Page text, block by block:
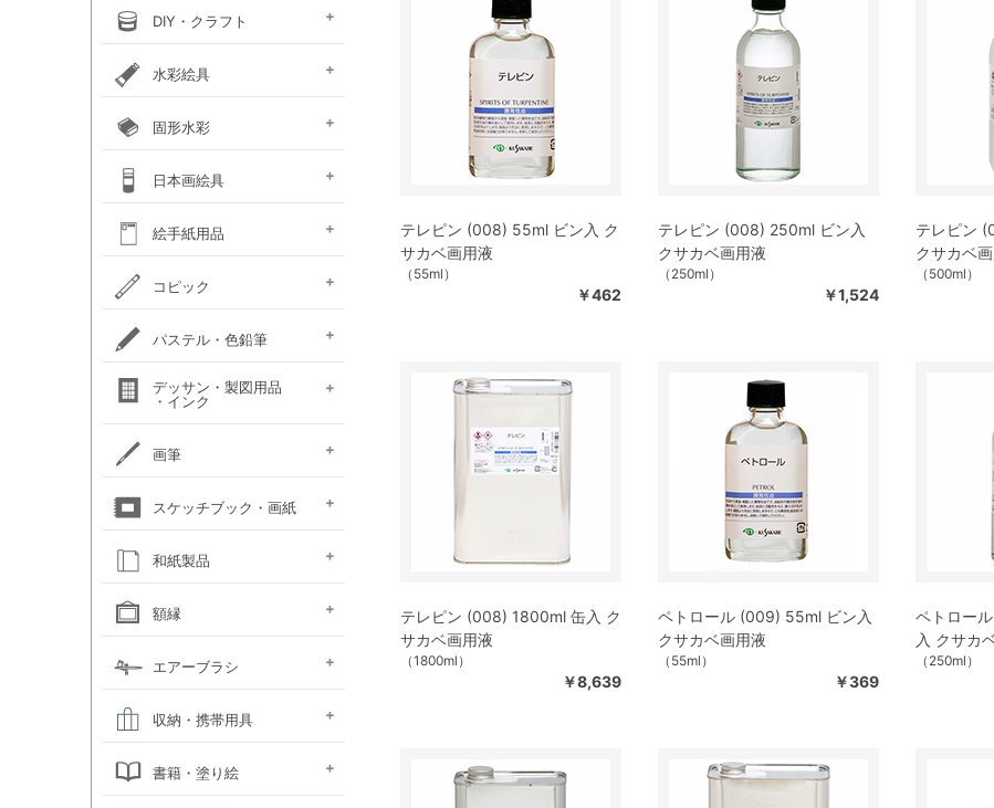
アクリルガッシュ絵具
ガッシュ専用メディウム
布えのぐ
ターナー・イベントカラー
絵具（レギュラー）
絵具（ソフト）
リキテックスベーシックス
リキテックスリキッド
リキテックスプライム
アクリリックプラス
リキテックスバイオベース
メディウム類
ホルベイン・アクリリック
カラー［ヘビーボディ］
アクリリックガッシュ
ホルベイン・メディウム類
ホルベイン・アクリリック
カラー ［フルイド］
ホルベイン・アクリリック
カラー ［インク］
ホルベイン・アクリリック
カラー ［イリデッセンス］
アクリリックカラー
アクリリックガッシュ
アムステルダム・アクリリ
ックカラー エキスパート
アムステルダム・アクリル
絵具メディウム／補助材
クサカベ・アキーラ
アキーラ ガッシュ
アキーラ専用 メディウ
ム
アクリル絵具廃液処理剤
ゴールデン ヘビーボデ
ィ
ゴールデン フルイド
ゴールデン ハイフロー
ゴールデン オープン
ゴールデン ソーフラッ
ト
ゴールデン メディウム
DIY・クラフト
ガラスペイント
ベトンペースト
布えのぐ
ステッチカラー
オーブン陶土
水彩絵具
セット
専門家用透明水彩絵具
ハルモニア分離水彩絵具
シングルピグメント
W＆N プロフェッショナル・
ウォーターカラー(PWC)
レンブラント水彩絵具
ゴールデン QoR(コア)
ホルベイン透明水彩絵具
絵具（ガッシュ）
メディウム・他
ダニエルスミス
ターナー・ポスターカラー
水彩道具類
マスク液
固形水彩
ウォーターカラー(PWC)
ウォーターカラー(CWC)
ホルベイン・ケーキカラー
ホルベイン・パンカラー
FINETEC(ファインテック)
ゴールデン QoR(コア)
パール固形水彩絵具
カラー固形水彩
固形透明水彩絵具
固形透明水彩絵具
プチカラー 透明固形水
彩
ダニエルスミス ハーフパ
ン
水彩道具類
日本画絵具
新岩絵具
天然岩絵具
ナカガワ水飛胡粉
吉祥水干絵具
吉祥チューブ水干絵具
吉祥 日本画用顔料
(糊剤・目止め剤)
金泥・銀泥・箔類
顔彩角皿
顔彩鉄鉢
墨彩画セット
日本画墨
日本画道具類
ナカガワ 日本画キット
呉竹 顔彩
絵手紙用品
絵手紙セット
フィス顔彩パレット
顔彩深美
絵手紙用
はがき・絵手紙帳
コピック
コピック スケッチ
コピック チャオ
コピック クラシック
コピック アクレア
ープラス
パステル・色鉛筆
パステルセット
（ハード）
パステルセット
（ソフト）
パンパステル
パステル鉛筆セット
オイルパステル・
クレパス・クレヨン
パステル・色鉛筆
関連用品
色鉛筆セット
水彩色鉛筆セット
チョークアート
デッサン・製図用品
・インク
鉛筆セット
画用木炭
モデル人形
デッサン関連用品
ロットリング
W&N ドローイングインク
画筆
油彩筆セット
油彩用ラウンド（丸筆）
（丸平筆）
油彩用フラット（平筆）
油彩用ファン（扇型）
油絵用刷毛
水彩筆セット
水彩用ラウンド（丸筆）
水彩用フラット（平筆）
（日本画・デザイン用）
（日本画・デザイン用）
（日本画・デザイン用）
（日本画・デザイン用）
（日本画・デザイン用）
（日本画・デザイン用）
（日本画・デザイン用）
（日本画・デザイン用）
化粧筆
絵手紙用筆
スケッチブック・画紙
アルシュ水彩紙
モンバルキャンソン
ファインフェース
キャンソンXL
アルビレオ水彩紙
クレスター水彩紙
フォード水彩紙
アヴァロン水彩紙
ラングトン水彩紙
ワトソン水彩紙
ホワイトワトソン水彩紙
TACスケッチブック
W&N コットマン水彩紙
ナル水彩紙
スケッチブック 並口
オリーブシリーズ厚口
メダリオン特厚口
マルマン ヴィフアール
マルマン ソーホー
マルマン 麻表紙
クロッキーブック
クレイドクロッキー
セクションクロッキー
スタンダードクロッキー
キャンソン ミ・タント
パステルワトソン
パステルマーメイド
パステルブック
ペーパーセレクション
ポストカード
カラージェッソペーパー
水彩色紙
和紙製品
和紙・絵絹・転写紙
日本画用麻紙ボールド
水墨画用紙
ファイル
芳名帳・仮巻
額縁
油彩用額縁 (木製)
仮額縁
(マット付)
(マット無し)
軽量フレーム・イレパネ
色紙額
額用金具
エアーブラシ
ハンドピース
コンプレッサー
システムパーツ（部品）
エアーブラシ関連用品
収納・携帯用具
ポートフォリオ
キャンバスバッグ
キャンバスバッグ
スケッチバッグ各種
スケッチバッグ
エプロン
書籍・塗り絵
テレピン (008) 55ml ビン入 ク
サカベ画用液
（55ml）
￥462
テレピン (008) 250ml ビン入
クサカベ画用液
（250ml）
￥1,524
テレピン
クサカベ
（500ml）
テレピン (008) 1800ml 缶入 ク
サカベ画用液
（1800ml）
￥8,639
ペトロール (009) 55ml ビン入
クサカベ画用液
（55ml）
￥369
ペトロー
入 クサカ
（250ml）